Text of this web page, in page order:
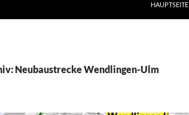
HAUPTSEITE
Neubaustrecke Wendlingen-Ulm